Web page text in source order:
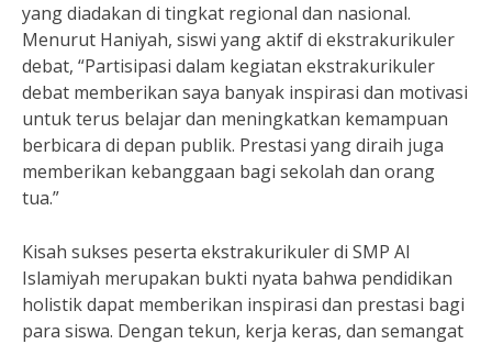
yang diadakan di tingkat regional dan nasional.
Menurut Haniyah, siswi yang aktif di ekstrakurikuler
debat, “Partisipasi dalam kegiatan ekstrakurikuler
debat memberikan saya banyak inspirasi dan motivasi
untuk terus belajar dan meningkatkan kemampuan
berbicara di depan publik. Prestasi yang diraih juga
memberikan kebanggaan bagi sekolah dan orang
tua.”
Kisah sukses peserta ekstrakurikuler di SMP Al
Islamiyah merupakan bukti nyata bahwa pendidikan
holistik dapat memberikan inspirasi dan prestasi bagi
para siswa. Dengan tekun, kerja keras, dan semangat